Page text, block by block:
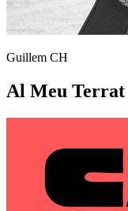
Guillem CH
Al Meu Terrat